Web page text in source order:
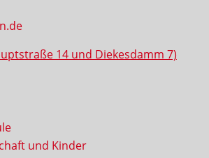
14 und Diekesdamm 7)
und Kinder